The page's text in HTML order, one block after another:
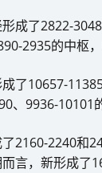
成了2822-
2935的中枢，
了10657-
、9936-10101
2160-2240和
言，新形成了